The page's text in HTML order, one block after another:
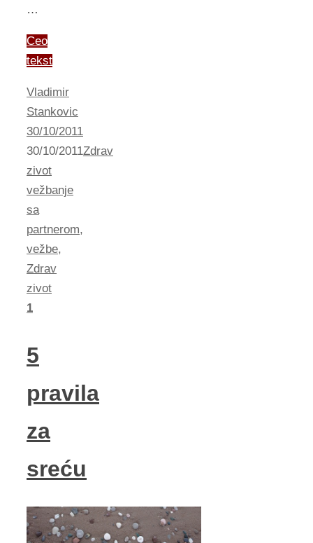
…
Ceo
tekst
Vladimir
Stankovic
30/10/2011
30/10/2011Zdrav
zivot
vežbanje
sa
partnerom,
vežbe,
Zdrav
zivot
1
5
pravila
za
sreću